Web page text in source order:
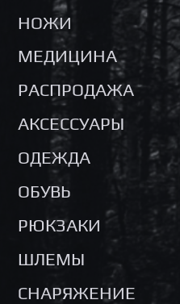
НОЖИ
МЕДИЦИНА
РАСПРОДАЖА
АКСЕССУАРЫ
ОДЕЖДА
ОБУВЬ
РЮКЗАКИ
ШЛЕМЫ
СНАРЯЖЕНИЕ